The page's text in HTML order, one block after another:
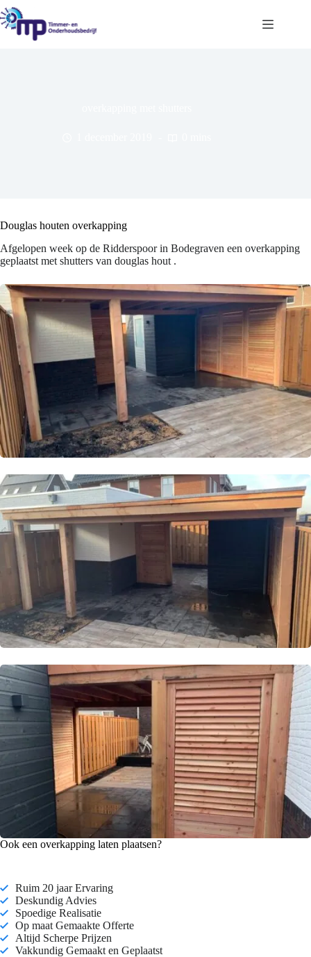
Ga
naar
de
Douglas houten overkapping
Afgelopen week op de Ridderspoor in Bodegraven een overkapping
geplaatst met shutters van douglas hout .
Ook een overkapping laten plaatsen?
Ruim 20 jaar Ervaring
Deskundig Advies
Spoedige Realisatie
Op maat Gemaakte Offerte
Altijd Scherpe Prijzen
Vakkundig Gemaakt en Geplaatst